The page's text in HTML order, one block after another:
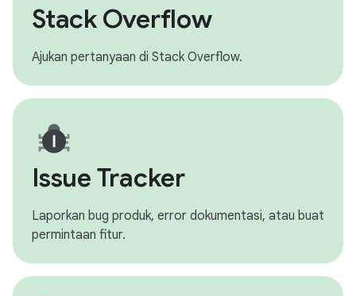
Stack Overflow
Ajukan pertanyaan di Stack Overflow.
Issue Tracker
Laporkan bug produk, error dokumentasi, atau buat
permintaan fitur.